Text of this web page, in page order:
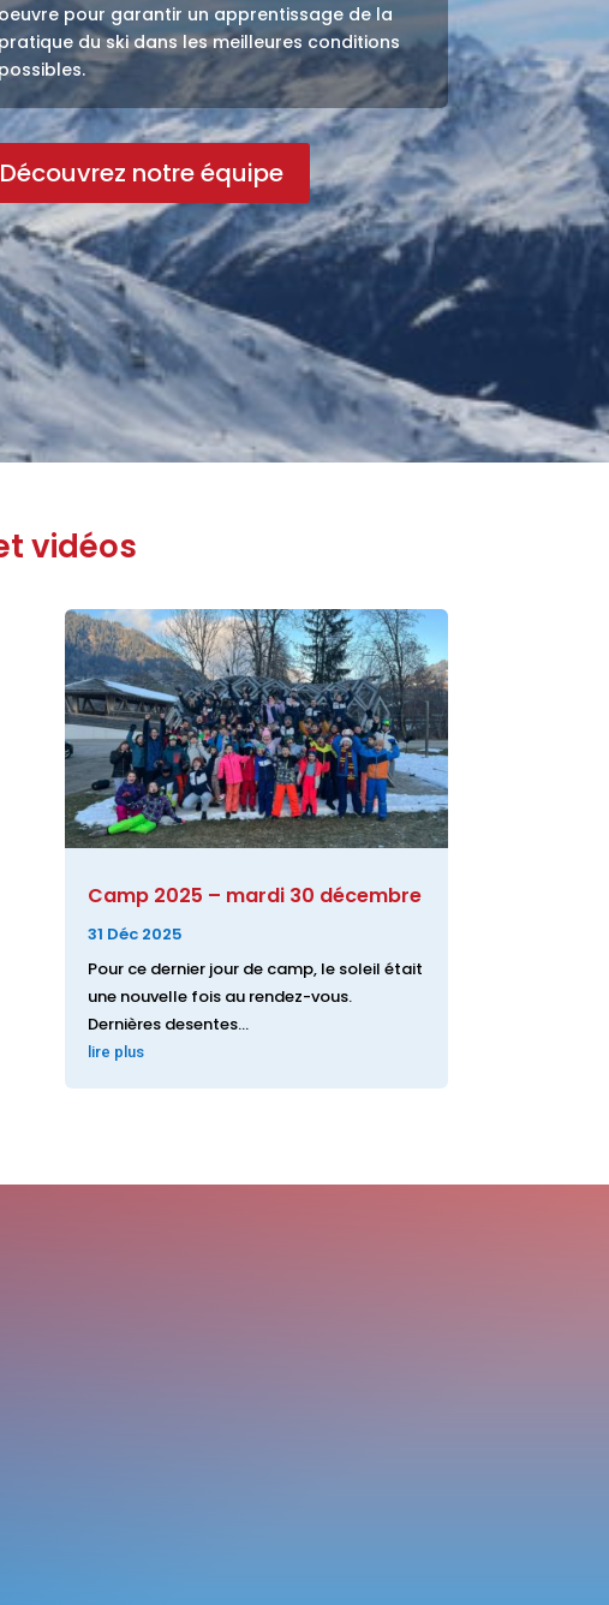
pour garantir un apprentissage de la
pratique du ski dans les meilleures conditions
possibles.
Découvrez notre équipe
vidéos
Camp 2025 – mardi 30 décembre
31 Déc 2025
Pour ce dernier jour de camp, le soleil était
une nouvelle fois au rendez-vous.
Dernières desentes...
lire plus